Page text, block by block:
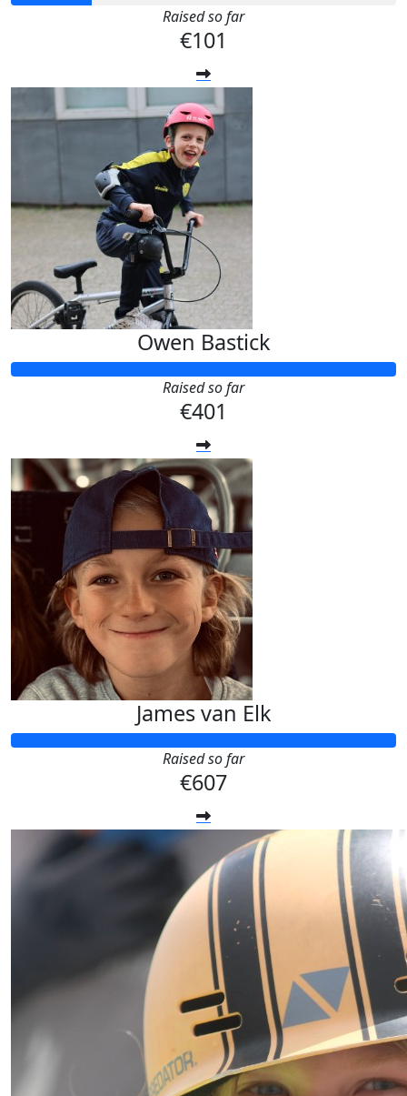
Raised so far
€101
Owen Bastick
Raised so far
€401
James van Elk
Raised so far
€607